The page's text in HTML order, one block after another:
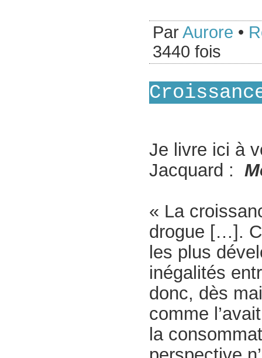
ParAurore •
3440 fois
Je livre ici à
Jacquard :
« La
drogue […].
les plus
inégalités
donc, dès
comme
la